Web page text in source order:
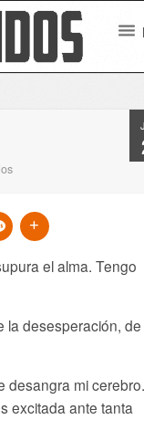
el alma. Tengo
la desesperación,
desangra mi
excitada ante tanta